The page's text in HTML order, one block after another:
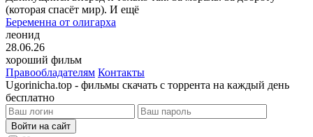
(которая спасёт мир). И ещё
Беременна от олигарха
леонид
28.06.26
хороший фильм
Правообладателям Контакты
Ugorinicha.top - фильмы скачать с торрента на каждый день
бесплатно
Войти на сайт